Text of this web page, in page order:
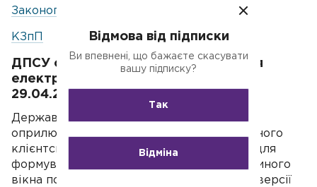
Законопроект №12255-1
КЗпП
ДПСУ оновила «Єдине вікно подання
електронної звітності» станом на
29.04.25.
Державна податкова служба України
оприлюднила оновлення до спеціалізованого
клієнтського програмного забезпечення для
формування та подання звітності до «Єдиного
вікна подання електронної звітності» до версії
Відмова від підписки
Ви впевнені, що бажаєте скасувати
вашу підписку?
Так
Відміна